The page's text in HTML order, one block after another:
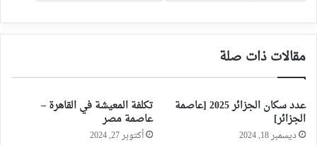
مقالات ذات صلة
عدد سكان الجزائر 2025 [عاصمة
الجزائر]
ديسمبر 18, 2024
تكلفة المعيشة في القاهرة –
عاصمة مصر
أكتوبر 27, 2024